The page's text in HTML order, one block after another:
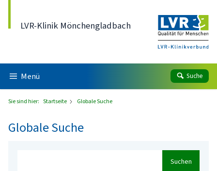
LVR-Klinik Mönchengladbach
Menü Suche
Sie sind hier: Startseite Globale Suche
Globale Suche
Suchen